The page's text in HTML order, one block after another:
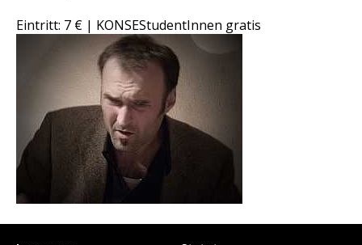
Eintritt: 7 € | KONSEStudentInnen gratis